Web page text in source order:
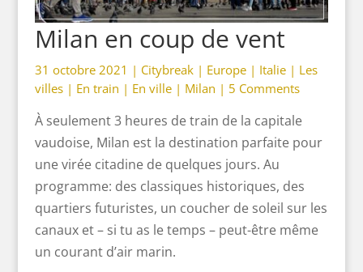
Milan en coup de vent
31 octobre 2021 | Citybreak| Europe| Italie| Les
villes| En train | En ville| Milan | 5 Comments
À seulement 3 heures de train de la capitale
vaudoise, Milan est la destination parfaite pour
une virée citadine de quelques jours. Au
programme: des classiques historiques, des
quartiers futuristes, un coucher de soleil sur les
canaux et – si tu as le temps – peut-être même
un courant d’air marin.